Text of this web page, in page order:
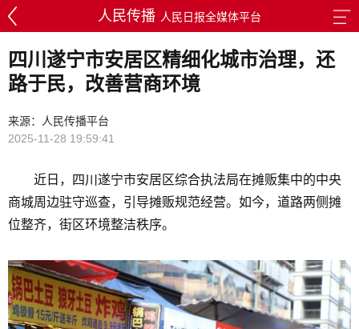
人民传播 人民日报全媒体平台
四川遂宁市安居区精细化城市治理，还
路于民，改善营商环境
来源：人民传播平台
2025-11-28 19:59:41
近日，四川遂宁市安居区综合执法局在摊贩集中的中央
商城周边驻守巡查，引导摊贩规范经营。如今，道路两侧摊
位整齐，街区环境整洁秩序。